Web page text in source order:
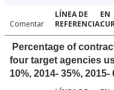
Comentar
Percentage of
four target agencies
10%, 2014- 35%, 2015-